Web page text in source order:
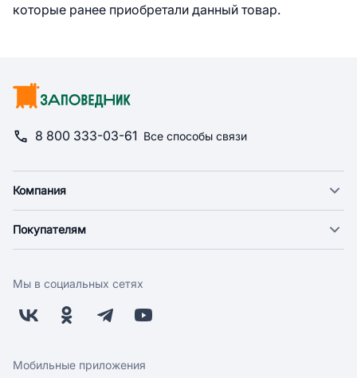
которые ранее приобретали данный товар.
8 800 333-03-61 Все способы связи
Компания
Новости
Поставщикам
Заводчикам
Обратная связь
Покупателям
Оплата
Бонусная программа
Скидки и акции
Мы в социальных сетях
Мобильные приложения